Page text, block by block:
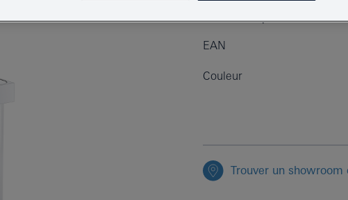
EAN
Couleur
Trouver un